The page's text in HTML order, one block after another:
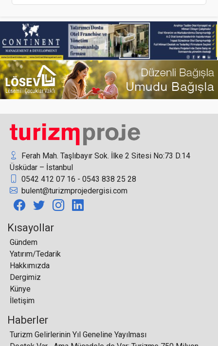
İstanbul, Pendik’e DMR İnşaat’tan 312 milyon
proje bedeli ile yeni otel planlanıyor
Fazla, Akıllı Tartı Sistemi ile Accor’un Onaylı
Dünya Fuarcılık Günü’nde Güçlü Mesaj: “Fuarlar
Potansiyeli Ortaya Çıkarır”
Phaselis Festivali, 24-28 Eylül 2024 tarihlerinde
Pamukkale'de balonlar, yılın her ayında turistleri
ağırlıyor
Ferah Mah. Taşlıbayır Sok. İlke 2 Sitesi No:73 D.14
Üsküdar – İstanbul
0542 412 07 16 - 0543 838 25 28
bulent@turizmprojedergisi.com
Kısayollar
Gündem
Yatırım/Tedarik
Hakkımızda
Dergimiz
Künye
İletişim
Haberler
Turizm Gelirlerinin Yıl Geneline Yayılması